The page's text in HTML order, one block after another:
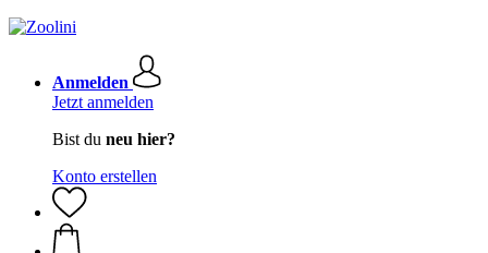
Anmelden
Jetzt anmelden
Bist du neu hier?
Konto erstellen